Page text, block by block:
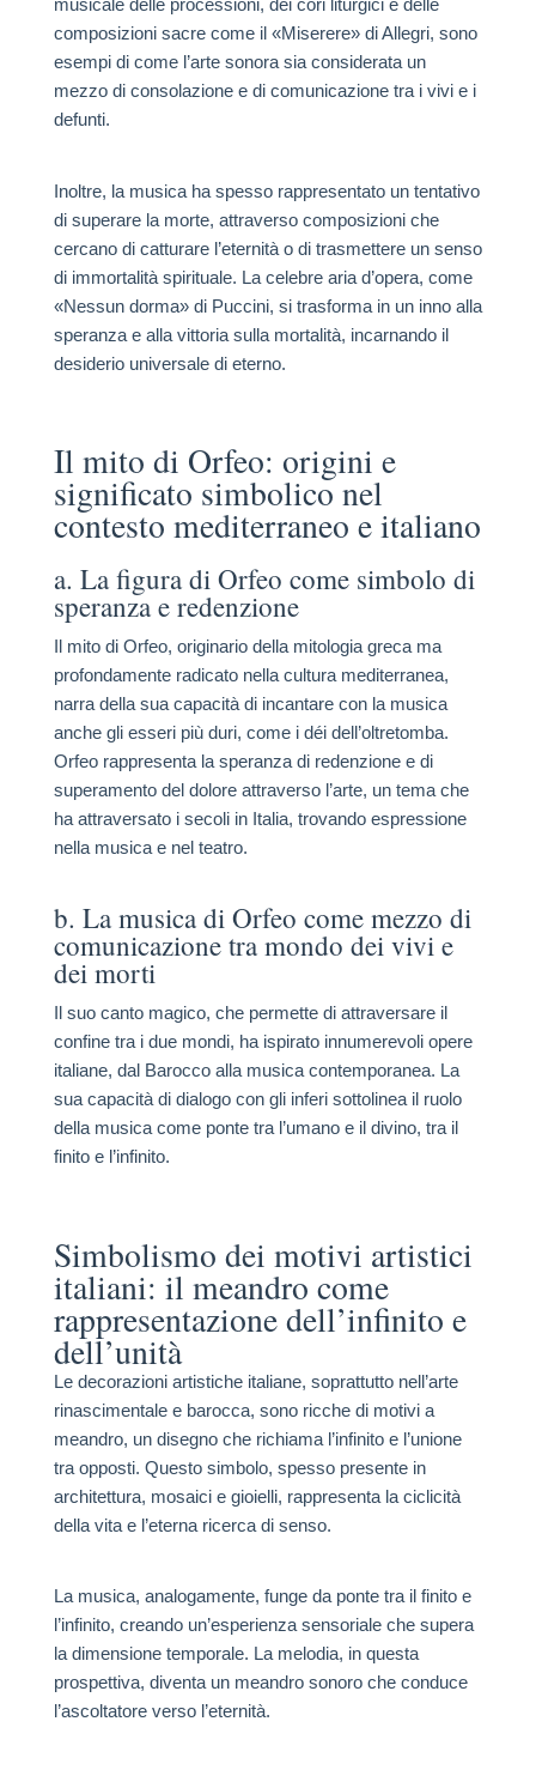
musicale delle processioni, dei cori liturgici e delle
composizioni sacre come il «Miserere» di Allegri, sono
esempi di come l’arte sonora sia considerata un
mezzo di consolazione e di comunicazione tra i vivi e i
defunti.
Inoltre, la musica ha spesso rappresentato un tentativo
di superare la morte, attraverso composizioni che
cercano di catturare l’eternità o di trasmettere un senso
di immortalità spirituale. La celebre aria d’opera, come
«Nessun dorma» di Puccini, si trasforma in un inno alla
speranza e alla vittoria sulla mortalità, incarnando il
desiderio universale di eterno.
Il mito di Orfeo: origini e
significato simbolico nel
contesto mediterraneo e italiano
a. La figura di Orfeo come simbolo di
speranza e redenzione
Il mito di Orfeo, originario della mitologia greca ma
profondamente radicato nella cultura mediterranea,
narra della sua capacità di incantare con la musica
anche gli esseri più duri, come i déi dell’oltretomba.
Orfeo rappresenta la speranza di redenzione e di
superamento del dolore attraverso l’arte, un tema che
ha attraversato i secoli in Italia, trovando espressione
nella musica e nel teatro.
b. La musica di Orfeo come mezzo di
comunicazione tra mondo dei vivi e
dei morti
Il suo canto magico, che permette di attraversare il
confine tra i due mondi, ha ispirato innumerevoli opere
italiane, dal Barocco alla musica contemporanea. La
sua capacità di dialogo con gli inferi sottolinea il ruolo
della musica come ponte tra l’umano e il divino, tra il
finito e l’infinito.
Simbolismo dei motivi artistici
italiani: il meandro come
rappresentazione dell’infinito e
dell’unità
Le decorazioni artistiche italiane, soprattutto nell’arte
rinascimentale e barocca, sono ricche di motivi a
meandro, un disegno che richiama l’infinito e l’unione
tra opposti. Questo simbolo, spesso presente in
architettura, mosaici e gioielli, rappresenta la ciclicità
della vita e l’eterna ricerca di senso.
La musica, analogamente, funge da ponte tra il finito e
l’infinito, creando un’esperienza sensoriale che supera
la dimensione temporale. La melodia, in questa
prospettiva, diventa un meandro sonoro che conduce
l’ascoltatore verso l’eternità.